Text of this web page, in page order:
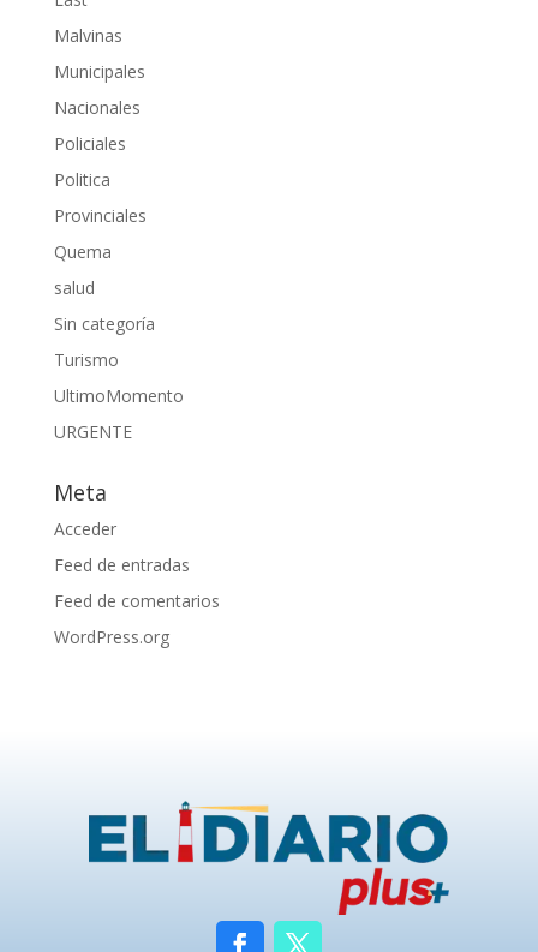
Malvinas
Municipales
Nacionales
Policiales
Politica
Provinciales
Quema
salud
Sin categoría
Turismo
UltimoMomento
URGENTE
Meta
Acceder
Feed de entradas
Feed de comentarios
WordPress.org